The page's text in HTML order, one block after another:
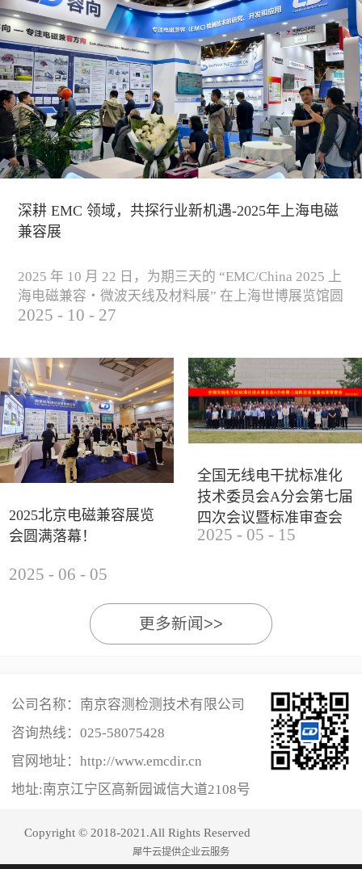
深耕 EMC 领域，共探行业新机遇-2025年上海电磁
兼容展
2025 年 10 月 22 日，为期三天的 “EMC/China 2025 上
海电磁兼容・微波天线及材料展” 在上海世博展览馆圆
满落下帷幕。作为电磁兼容领域的行业盛会，本届展
研讨及产品展示等多种形式，深入交流行业见解，踊
跃探索合作空间，为电磁兼容领域的高质量发展汇聚
了新动能。产品展示展会现场，公司展示了...
2025 - 10 - 27
2025北京电磁兼容展览
会圆满落幕！
2025 - 06 - 05
全国无线电干扰标准化
技术委员会A分会第七届
四次会议暨标准审查会
成功举办
2025 - 05 - 15
更多新闻>>
公司名称：南京容测检测技术有限公司
咨询热线： 025-58075428
官网地址：http://www.emcdir.cn
地址:南京江宁区高新园诚信大道2108号
Copyright © 2018-2021.All Rights Reserved
犀牛云提供企业云服务